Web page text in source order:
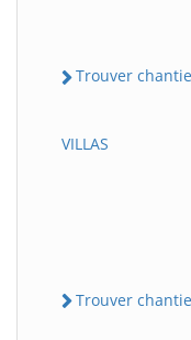
Trouver
VILLAS
Trouver